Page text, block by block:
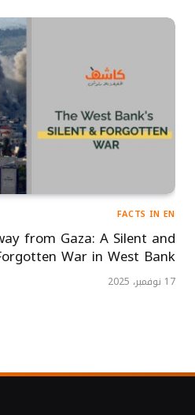
FACTS IN EN
from Gaza: A Silent and
War in West Bank
17 نوفمبر، 2025